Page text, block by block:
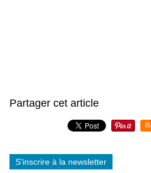
Partager cet article
S'inscrire à la newsletter